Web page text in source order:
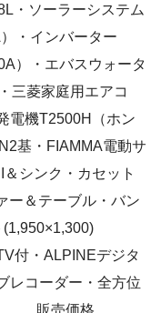
・ソーラーシステム
・インバーター
）・エバスウォータ
三菱家庭用エアコ
電機T2500H（ホン
基・FIAMMA電動サ
シンク・カセット
ー＆テーブル・バン
(1,950×1,300)
付・ALPINEデジタ
レコーダー・全方位
。 販売価格